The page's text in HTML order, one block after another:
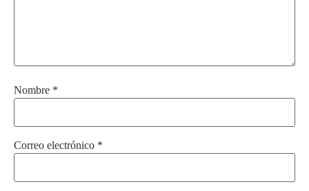
Nombre *
Correo electrónico *